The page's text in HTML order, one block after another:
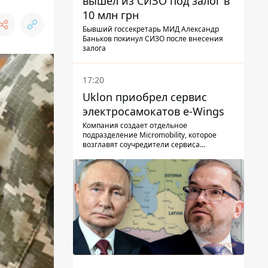
10 млн грн
Бывший госсекретарь МИД Александр
Баньков покинул СИЗО после внесения
залога
17:20
Uklon приобрел сервис
электросамокатов e-Wings
Компания создает отдельное
подразделение Micromobility, которое
возглавят соучредители сервиса